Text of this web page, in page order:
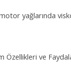
yağlarında
Özellikleri ve